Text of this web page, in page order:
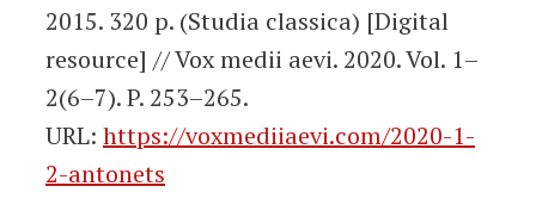
2015. 320 p. (Studia classica) [Digital
resource] // Vox medii aevi. 2020. Vol. 1–
2(6–7). P. 253–265.
URL: https://voxmediiaevi.com/2020-1-
2-antonets